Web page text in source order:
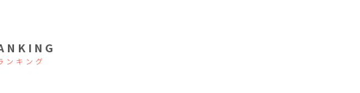
ンキング